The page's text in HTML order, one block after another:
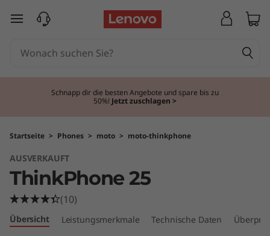
T
P
h
o
n
zum Hauptinhalt springen
Schnapp dir die besten Angebote und spare bis zu
50%! Jetzt zuschlagen >
Startseite > Phones > moto > moto-thinkphone
AUSVERKAUFT
ThinkPhone 25
(10)
Übersicht Leistungsmerkmale Technische Daten